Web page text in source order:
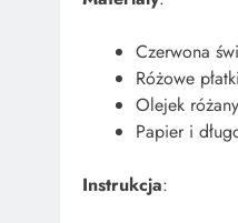
Czerwona
Różowe
Olejek różany
Papier i
Instrukcja: